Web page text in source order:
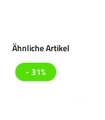
Produktgalerie überspringen
Ähnliche Artikel
- 31%